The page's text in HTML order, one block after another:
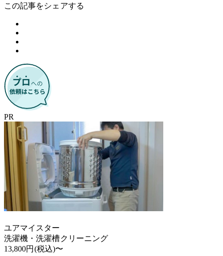
この記事をシェアする
PR
ユアマイスター
洗濯機・洗濯槽クリーニング
13,800円 (税込)〜